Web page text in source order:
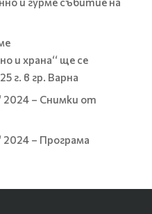
и храна‘‘ ще се
г. в гр. Варна
2024 – Снимки от
2024 – Програма